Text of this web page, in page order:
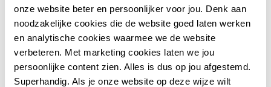
onze website beter en persoonlijker voor jou. Denk aan
noodzakelijke cookies die de website goed laten werken
en analytische cookies waarmee we de website
verbeteren. Met marketing cookies laten we jou
persoonlijke content zien. Alles is dus op jou afgestemd.
Superhandig. Als je onze website op deze wijze wilt